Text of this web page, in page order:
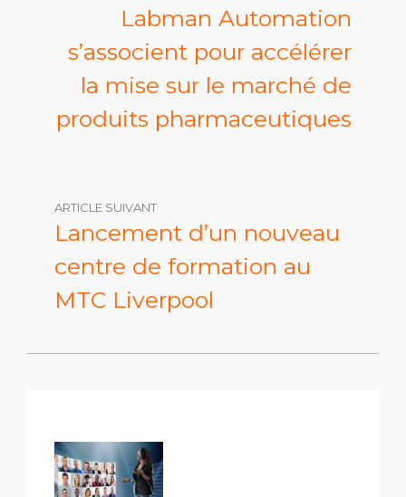
Labman Automation
s’associent pour accélérer
la mise sur le marché de
produits pharmaceutiques
ARTICLE SUIVANT
Lancement d’un nouveau
centre de formation au
MTC Liverpool